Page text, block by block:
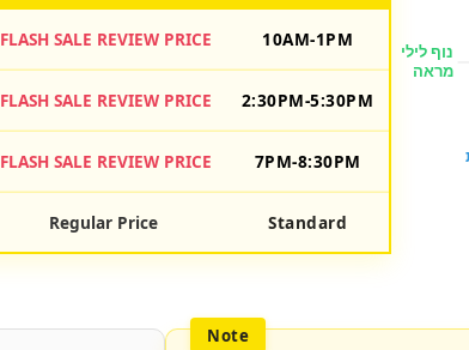
10AM-1PM
FLASH SALE REVIEW PRICE!
2:30PM-5:30PM
FLASH SALE REVIEW PRICE!
7PM-8:30PM
FLASH SALE REVIEW PRICE!
Standard
Regular Price